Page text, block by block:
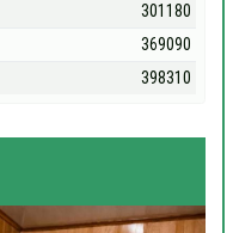
301180
369090
398310